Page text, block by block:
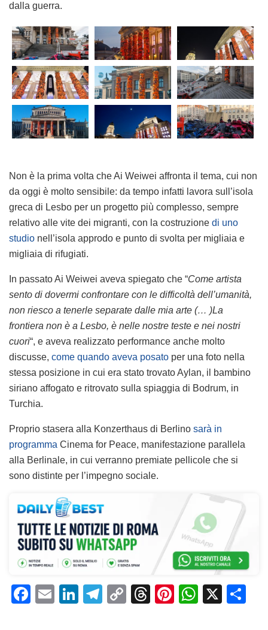
dalla guerra.
Non è la prima volta che Ai Weiwei affronta il tema, cui non
da oggi è molto sensibile: da tempo infatti lavora sull’isola
greca di Lesbo per un progetto più complesso, sempre
relativo alle vite dei migranti, con la costruzione di uno
studio nell’isola approdo e punto di svolta per migliaia e
migliaia di rifugiati.
In passato Ai Weiwei aveva spiegato che “Come artista
sento di dovermi confrontare con le difficoltà dell’umanità,
non riesco a tenerle separate dalle mia arte (… )La
frontiera non è a Lesbo, è nelle nostre teste e nei nostri
cuori“, e aveva realizzato performance anche molto
discusse, come quando aveva posato per una foto nella
stessa posizione in cui era stato trovato Aylan, il bambino
siriano affogato e ritrovato sulla spiaggia di Bodrum, in
Turchia.
Proprio stasera alla Konzerthaus di Berlino sarà in
programma Cinema for Peace, manifestazione parallela
alla Berlinale, in cui verranno premiate pellicole che si
sono distinte per l’impegno sociale.
F
E
Li
T
C
T
Pi
W
X